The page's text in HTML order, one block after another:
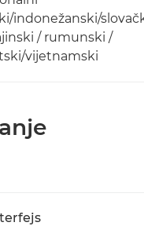
indonežanski/
/ rumunski /
vijetnamski